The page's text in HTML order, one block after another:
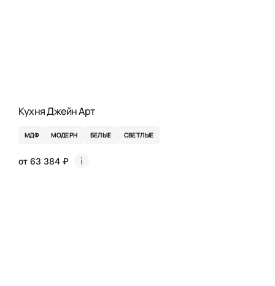
Кухня Джейн Арт
МДФ МОДЕРН БЕЛЫЕ СВЕТЛЫЕ
от 63 384 ₽